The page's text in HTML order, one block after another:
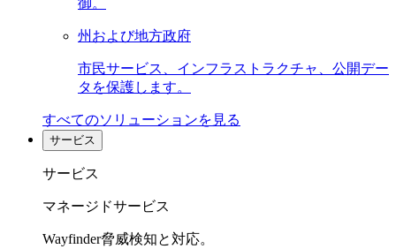
御。
州および地方政府
市民サービス、インフラストラクチャ、公開デー
タを保護します。
すべてのソリューションを見る
サービス
サービス
マネージドサービス
Wayfinder脅威検知と対応。